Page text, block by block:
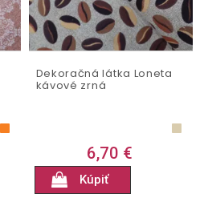
Dekoračná látka Loneta
kávové zrná
6,70 €
Kúpiť